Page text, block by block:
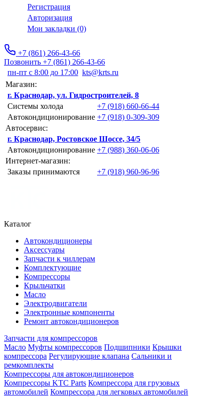
Регистрация
Авторизация
Мои закладки (0)
+7 (861) 266-43-66
Позвонить +7 (861) 266-43-66
пн-пт с 8:00 до 17:00 kts@krts.ru
Магазин:
г. Краснодар, ул. Гидростроителей, 8
Системы холода
+7 (918) 660-66-44
Автокондиционирование +7 (918) 0-309-309
Автосервис:
г. Краснодар, Ростовское Шоссе, 34/5
Автокондиционирование +7 (988) 360-06-06
Интернет-магазин:
Заказы принимаются
+7 (918) 960-96-96
Каталог
Автокондиционеры
Аксессуары
Запчасти к чиллерам
Комплектующие
Компрессоры
Крыльчатки
Масло
Электродвигатели
Электронные компоненты
Ремонт автокондиционеров
Запчасти для компрессоров
Масло Муфты компрессоров Подшипники Крышки
компрессора Регулирующие клапана Сальники и
ремкомплекты
Компрессоры для автокондиционеров
Компрессоры KTC Parts Компрессора для грузовых
автомобилей Компрессора для легковых автомобилей